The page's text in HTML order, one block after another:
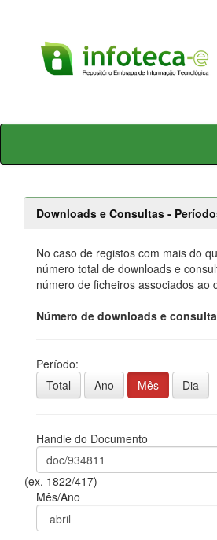
Skip
Downloads e Consultas -
No caso de registos com mais do
número total de downloads e
número de ficheiros associados ao
Número de downloads e
Período:
Total
Ano Mês Dia
Handle do Documento
(ex. 1822/417)
Mês/Ano